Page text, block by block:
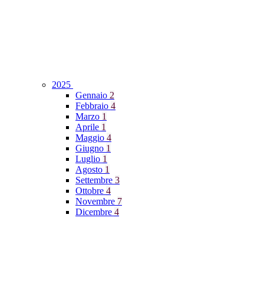
2025
Gennaio 2
Febbraio 4
Marzo 1
Aprile 1
Maggio 4
Giugno 1
Luglio 1
Agosto 1
Settembre 3
Ottobre 4
Novembre 7
Dicembre 4